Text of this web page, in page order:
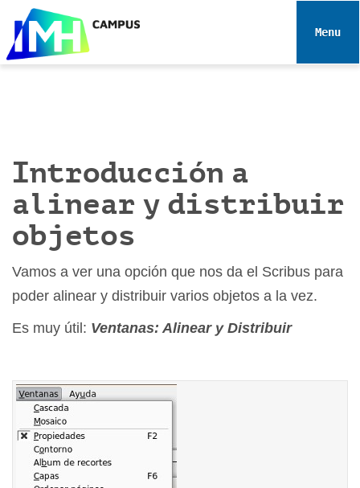
e
Toggle
Introducción a
alinear y distribuir
objetos
Vamos a ver una opción que nos da el Scribus para
poder alinear y distribuir varios objetos a la vez.
Es muy útil: Ventanas: Alinear y Distribuir